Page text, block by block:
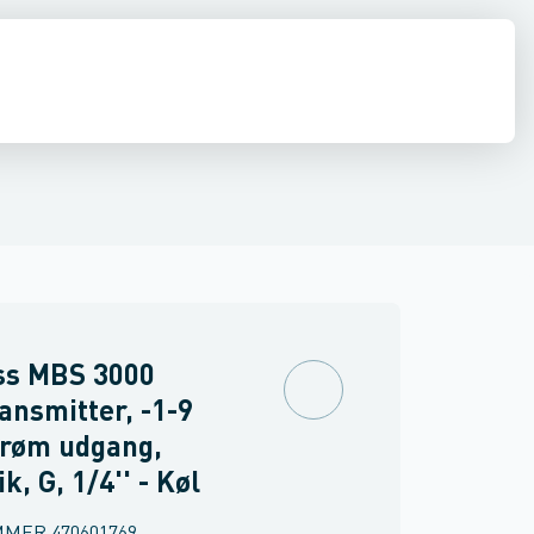
MBS 3000
-1-9
udgang,
G, 1/4'' - Køl